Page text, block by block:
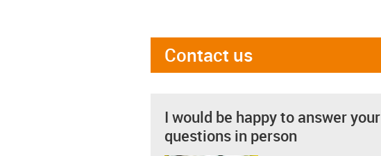
Contact us
I would be happy to answer your
questions in person